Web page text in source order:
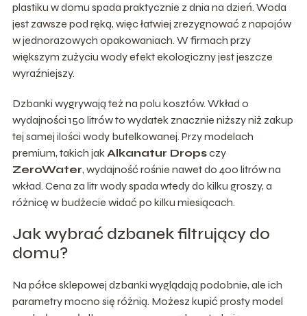
plastiku w domu spada praktycznie z dnia na dzień. Woda
jest zawsze pod ręką, więc łatwiej zrezygnować z napojów
w jednorazowych opakowaniach. W firmach przy
większym zużyciu wody efekt ekologiczny jest jeszcze
wyraźniejszy.
Dzbanki wygrywają też na polu kosztów. Wkład o
wydajności 150 litrów to wydatek znacznie niższy niż zakup
tej samej ilości wody butelkowanej. Przy modelach
premium, takich jakAlkanatur Dropsczy
ZeroWater, wydajność rośnie nawet do 400 litrów na
wkład. Cena za litr wody spada wtedy do kilku groszy, a
różnicę w budżecie widać po kilku miesiącach.
Jak wybrać dzbanek filtrujący do
domu?
Na półce sklepowej dzbanki wyglądają podobnie, ale ich
parametry mocno się różnią. Możesz kupić prosty model